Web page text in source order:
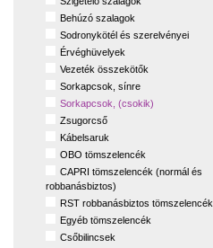
Behúzó szalagok
Sodronykötél és szerelvényei
Érvéghüvelyek
Vezeték összekötők
Sorkapcsok, sínre
Sorkapcsok, (csokik)
Zsugorcső
Kábelsaruk
OBO tömszelencék
CAPRI tömszelencék (normál és
robbanásbiztos)
RST robbanásbiztos tömszelencék
Egyéb tömszelencék
Csőbilincsek